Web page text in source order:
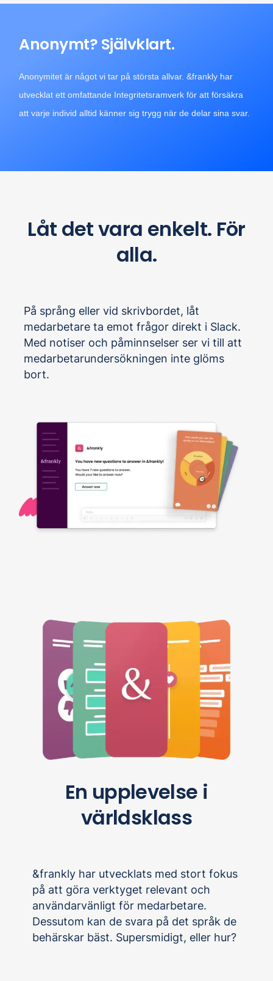
Anonymt? Självklart.
Anonymitet är något vi tar på största allvar. &frankly har
utvecklat ett omfattande Integritetsramverk för att försäkra
att varje individ alltid känner sig trygg när de delar sina svar.
Låt det vara enkelt. För
alla.
På språng eller vid skrivbordet, låt
medarbetare ta emot frågor direkt i Slack.
Med notiser och påminnselser ser vi till att
medarbetarundersökningen inte glöms
bort.
En upplevelse i
världsklass
&frankly har utvecklats med stort fokus
på att göra verktyget relevant och
användarvänligt för medarbetare.
Dessutom kan de svara på det språk de
behärskar bäst. Supersmidigt, eller hur?